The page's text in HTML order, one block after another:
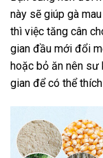
này sẽ giúp gà
thì việc tăng cân
gian đầu mới đổi
hoặc bỏ ăn nên sư
gian để có thể